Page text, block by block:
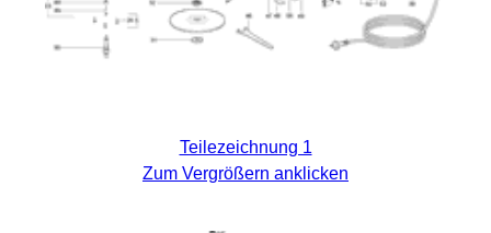
Teilezeichnung 1
Zum Vergrößern anklicken